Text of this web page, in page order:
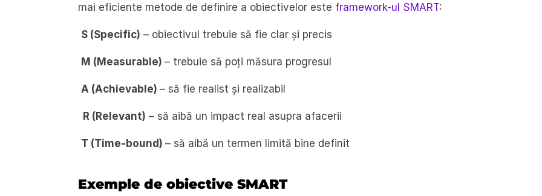
mai eficiente metode de definire a obiectivelor este framework-ul SMART:
S (Specific) – obiectivul trebuie să fie clar și precis
M (Measurable) – trebuie să poți măsura progresul
A (Achievable) – să fie realist și realizabil
  R (Relevant)
– să aibă un impact real asupra afacerii
T (Time-bound) – să aibă un termen limită bine definit
Exemple de obiective SMART